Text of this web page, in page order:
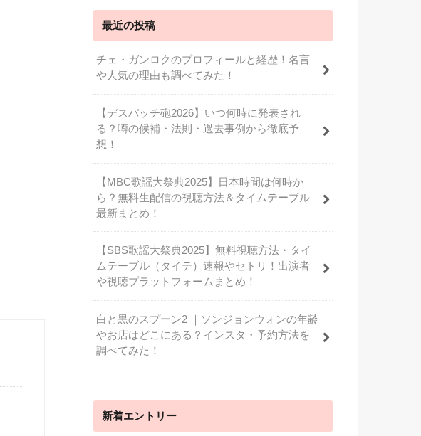
最近の投稿
チェ・ガンロクのプロフィールと経歴！名言
や人気の理由も調べてみた！
【デスパッチ砲2026】いつ何時に発表され
る？噂の候補・法則・過去事例から徹底予
想！
【MBC歌謡大祭典2025】日本時間は何時か
ら？無料生配信の視聴方法＆タイムテーブル
最新まとめ！
【SBS歌謡大祭典2025】無料視聴方法・タイ
ムテーブル（タイテ）速報やセトリ！出演者
や視聴プラットフォームまとめ！
白と黒のスプーン2 ｜ソンジョンウォンの年齢
やお店はどこにある？インスタ・予約方法を
調べてみた！
新着エントリー